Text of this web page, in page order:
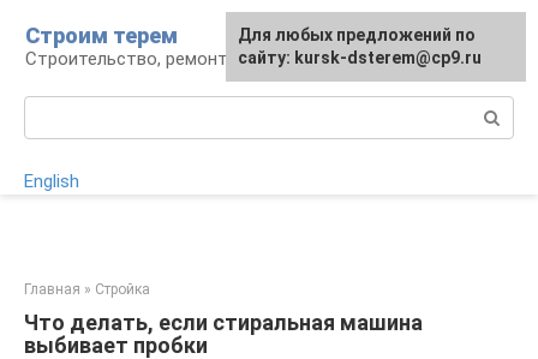
контенту
Строим терем
Строительство, ремонт, ландшафт
English
Главная » Стройка
Что делать, если стиральная машина
выбивает пробки
Для любых предложений по
сайту: kursk-dsterem@cp9.ru